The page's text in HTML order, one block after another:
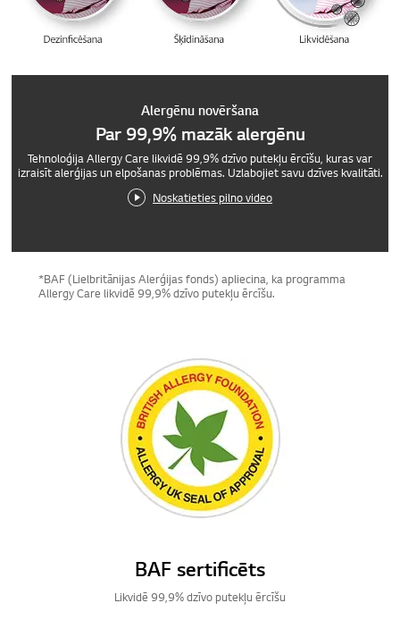
Alergēnu novēršana
Par 99,9% mazāk alergēnu
Tehnoloģija Allergy Care likvidē 99,9% dzīvo putekļu ērcīšu, kuras var
izraisīt alerģijas un elpošanas problēmas. Uzlabojiet savu dzīves kvalitāti.
Noskatieties pilno video
*BAF (Lielbritānijas Alerģijas fonds) apliecina, ka programma
Allergy Care likvidē 99,9% dzīvo putekļu ērcīšu.
BAF sertificēts
Likvidē 99,9% dzīvo putekļu ērcīšu